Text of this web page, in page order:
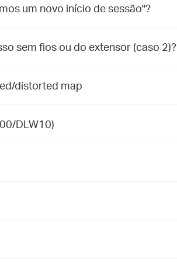
um novo início de sessão"?
sem fios ou do extensor (caso 2)?
distorted map
DLW10)